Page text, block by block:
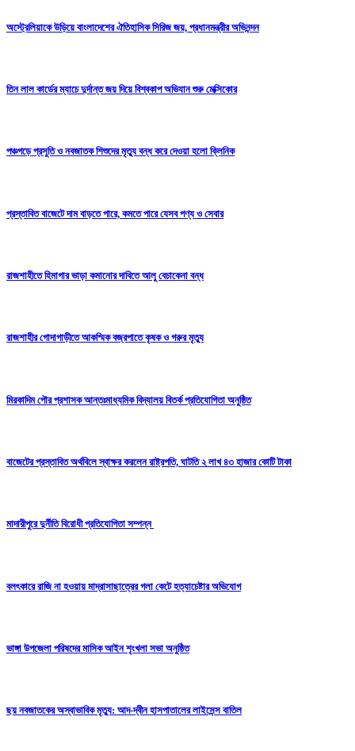
অস্ট্রেলিয়াকে উড়িয়ে বাংলাদেশের ঐতিহাসিক সিরিজ জয়, প্রধানমন্ত্রীর অভিনন্দন
তিন লাল কার্ডের ম্যাচে দুর্দান্ত জয় দিয়ে বিশ্বকাপ অভিযান শুরু মেক্সিকোর
পঞ্চগড়ে প্রসুতি ও নবজাতক শিশুদের মৃত্যু বন্ধ করে দেওয়া হলো ক্লিনিক
প্রস্তাবিত বাজেটে দাম বাড়তে পারে, কমতে পারে যেসব পণ্য ও সেবার
রাজশাহীতে হিমাগার ভাড়া কমানোর দাবিতে আলু বেচাকেনা বন্ধ
রাজশাহীর গোদাগাড়ীতে আকস্মিক বজ্রপাতে কৃষক ও গরুর মৃত্যু
মিরকাদিম পৌর প্রশাসক আন্তঃমাধ্যমিক বিদ্যালয় বিতর্ক প্রতিযোগিতা অনুষ্ঠিত
বাজেটের প্রস্তাবিত অর্থবিলে স্বাক্ষর করলেন রাষ্ট্রপতি, ঘাটতি ২ লাখ ৪৩ হাজার কোটি টাকা
মাদারীপুরে দুর্নীতি বিরোধী প্রতিযোগিতা সম্পন্ন
বলৎকারে রাজি না হওয়ায় মাদ্রাসাছাত্রের গলা কেটে হত্যাচেষ্টার অভিযোগ
ভাঙ্গা উপজেলা পরিষদের মাসিক আইন শৃংখলা সভা অনুষ্ঠিত
ছয় নবজাতকের অস্বাভাবিক মৃত্যু: আদ-দ্বীন হাসপাতালের লাইসেন্স বাতিল